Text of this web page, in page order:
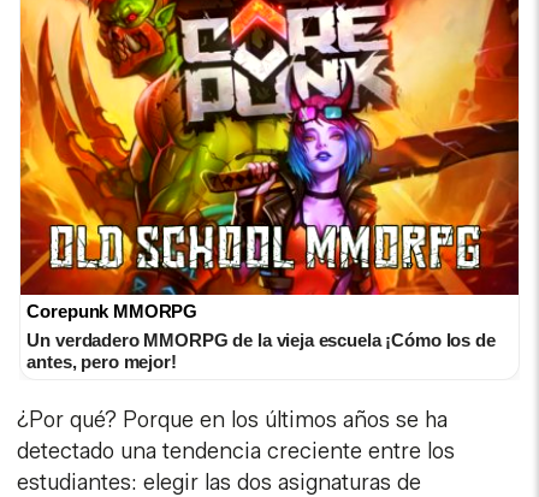
Corepunk MMORPG
Un verdadero MMORPG de la vieja escuela ¡Cómo los de
antes, pero mejor!
¿Por qué? Porque en los últimos años se ha
detectado una tendencia creciente entre los
estudiantes: elegir las dos asignaturas de